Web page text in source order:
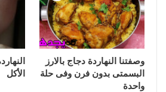
وصفتنا النهاردة دجاج بالارز
البسمتى بدون فرن وفى حلة
واحدة
الأكل